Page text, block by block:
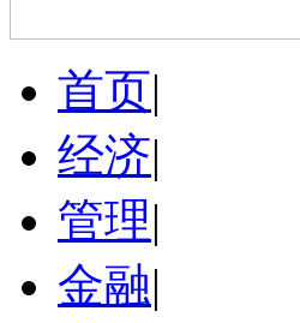
首页|
经济|
管理|
金融|